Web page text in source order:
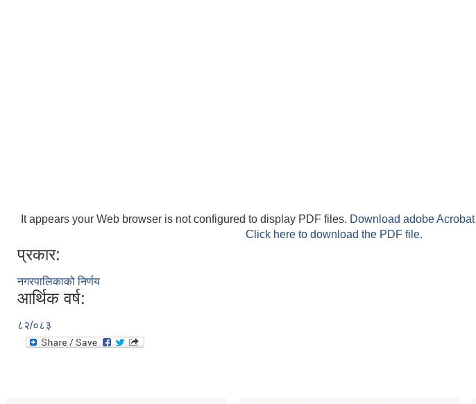
It appears your Web browser is not configured to display PDF files. Download adobe Acrobat
Click here to download the PDF file.
प्रकार:
नगरपालिकाको निर्णय
आर्थिक वर्ष:
८२/०८३